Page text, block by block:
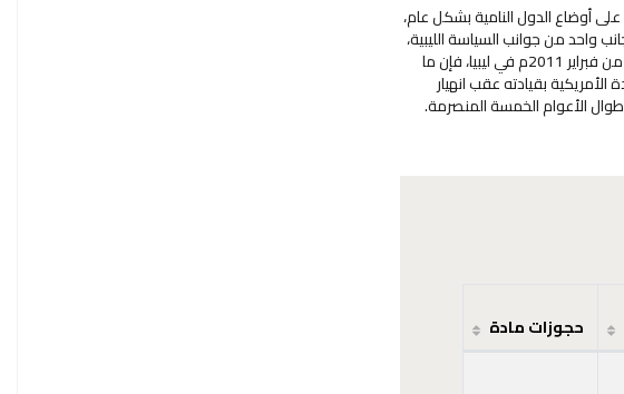
على أوضاع الدول النامية بشكل عام،
واحد من جوانب السياسة الليبية،
وهو ذلك المتعلق بالسياسات الإعلامية، لا سيما ما يتعلق منها بالإعلام المرئي وذلك في العشرين عاما السابقة على اندلاع ثورة السابع عشر من فبراير 2011م في ليبيا، فإن ما
بقيادته عقب انهيار
طوال الأعوام الخمسة المنصرمة.
حجوزات مادة